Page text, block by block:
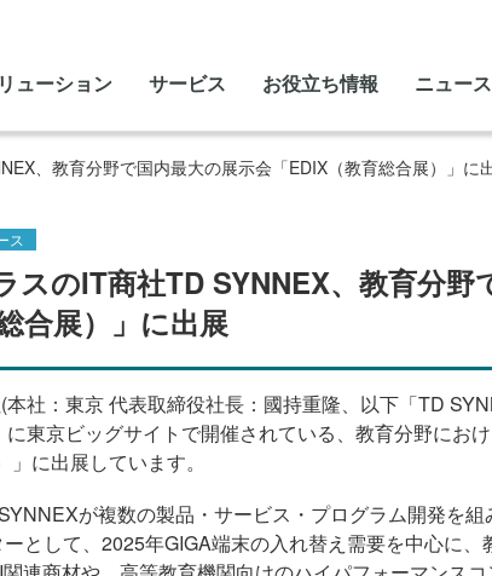
ューション サービス お役立ち情報 ニュー
、教育分野で国内最大の展示会「EDIX（教育総合展）」に
ス
スのIT商社TD SYNNEX、教育分野
合展）」に出展
社：東京 代表取締役社長：國持重隆、以下「TD
に東京ビッグサイトで開催されている、教育分野にお
」に出展しています。
が複数の製品・サービス・プログラム開発を
として、2025年GIGA端末の入れ替え需要を中心に